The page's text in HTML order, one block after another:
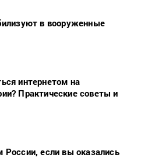
в вооруженные
интернетом на
Практические советы и
России, если вы оказались